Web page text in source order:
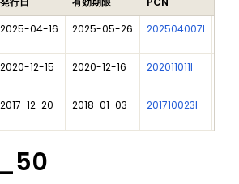
2025-04-16 2025-05-26 202504007I
2020-12-15 2020-12-16 202011011I
2017-12-20 2018-01-03 201710023I